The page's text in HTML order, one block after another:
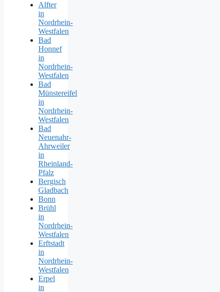
Alfter
in
Nordrhein-
Westfalen
Bad
Honnef
in
Nordrhein-
Westfalen
Bad
Münstereifel
in
Nordrhein-
Westfalen
Bad
Neuenahr-
Ahrweiler
in
Rheinland-
Pfalz
Bergisch
Gladbach
Bonn
Brühl
in
Nordrhein-
Westfalen
Erftstadt
in
Nordrhein-
Westfalen
Erpel
in